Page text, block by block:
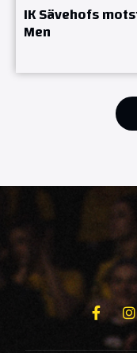
IK Sävehofs
Men